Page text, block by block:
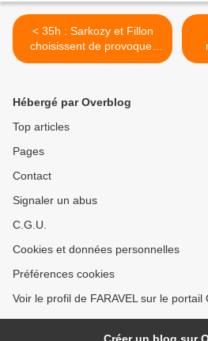
< 35h : Sarkozy et Fillon
choisissent de provoquer
les syndicats
Hébergé par Overblog
Top articles
Pages
Contact
Signaler un abus
C.G.U.
Cookies et données personnelles
Préférences cookies
Voir le profil de FARAVEL sur le portail